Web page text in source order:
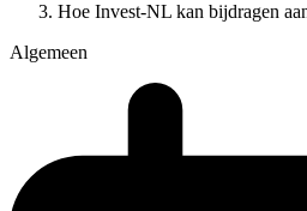
Hoe Invest-NL kan bijdragen
Algemeen